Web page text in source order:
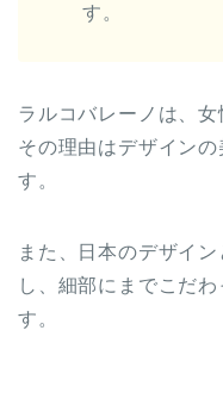
す。
ラルコバレーノは、女
その理由はデザイン
す。
また、日本のデザイ
し、細部にまでこだ
す。